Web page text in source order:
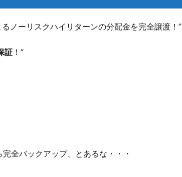
ノーリスクハイリターンの分配金を完全譲渡！’’
証 ！’’
全バックアップ、とあるな・・・